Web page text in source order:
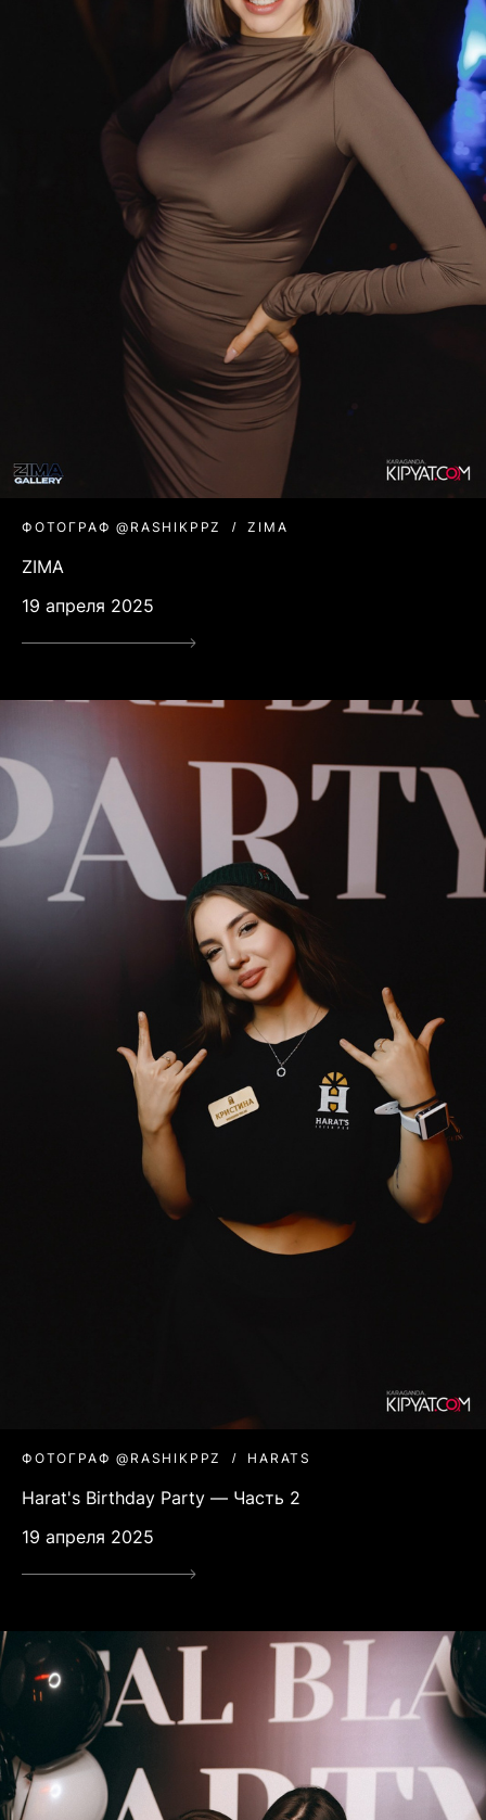
ФОТОГРАФ @RASHIKPPZ ZIMA
ZIMA
19 апреля 2025
ФОТОГРАФ @RASHIKPPZ HARATS
Harat's Birthday Party — Часть 2
19 апреля 2025